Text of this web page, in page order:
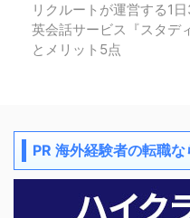
リクルートが運営する1
英会話サービス『スタデ
とメリット5点
PR 海外経験者の転職な